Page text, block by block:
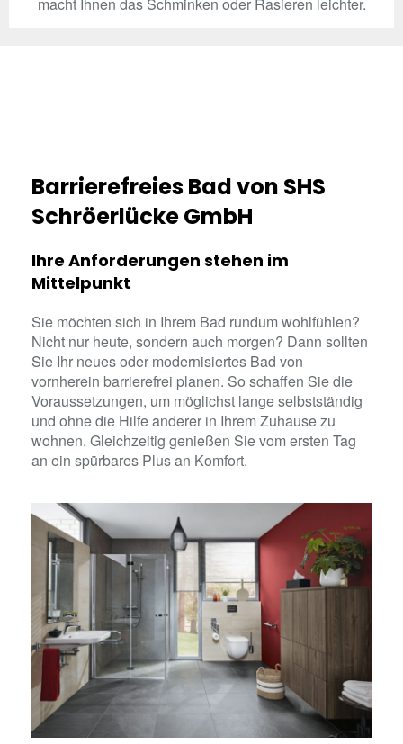
macht Ihnen das Schminken oder Rasieren leichter.
Barrierefreies Bad von SHS
Schröerlücke GmbH
Ihre Anforderungen stehen im
Mittelpunkt
Sie möchten sich in Ihrem Bad rundum wohlfühlen?
Nicht nur heute, sondern auch morgen? Dann sollten
Sie Ihr neues oder modernisiertes Bad von
vornherein barrierefrei planen. So schaffen Sie die
Voraussetzungen, um möglichst lange selbstständig
und ohne die Hilfe anderer in Ihrem Zuhause zu
wohnen. Gleichzeitig genießen Sie vom ersten Tag
an ein spürbares Plus an Komfort.